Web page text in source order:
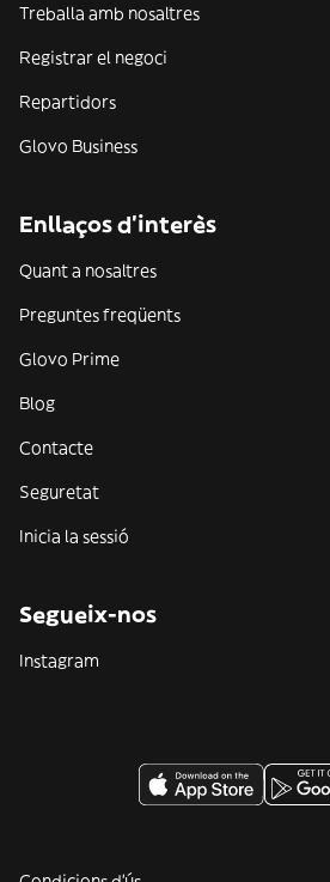
Treballa amb nosaltres
Registrar el negoci
Repartidors
Glovo Business
Enllaços d'interès
Quant a nosaltres
Preguntes freqüents
Glovo Prime
Blog
Contacte
Seguretat
Inicia la sessió
Segueix-nos
Instagram